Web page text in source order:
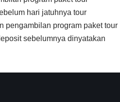
hari jatuhnya tour
pengambilan program paket tour
sebelumnya dinyatakan